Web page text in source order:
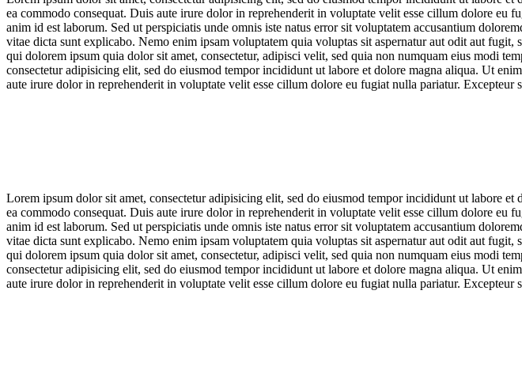
ea commodo consequat. Duis aute irure dolor in reprehenderit in voluptate velit esse cillum dolore
anim id est laborum. Sed ut perspiciatis unde omnis iste natus error sit voluptatem accusantium
vitae dicta sunt explicabo. Nemo enim ipsam voluptatem quia voluptas sit aspernatur aut odit aut
qui dolorem ipsum quia dolor sit amet, consectetur, adipisci velit, sed quia non numquam eius modi
consectetur adipisicing elit, sed do eiusmod tempor incididunt ut labore et dolore magna aliqua. Ut
aute irure dolor in reprehenderit in voluptate velit esse cillum dolore eu fugiat nulla pariatur. Excepteur
Lorem ipsum dolor sit amet, consectetur adipisicing elit, sed do eiusmod tempor incididunt ut labore
ea commodo consequat. Duis aute irure dolor in reprehenderit in voluptate velit esse cillum dolore
anim id est laborum. Sed ut perspiciatis unde omnis iste natus error sit voluptatem accusantium
vitae dicta sunt explicabo. Nemo enim ipsam voluptatem quia voluptas sit aspernatur aut odit aut
qui dolorem ipsum quia dolor sit amet, consectetur, adipisci velit, sed quia non numquam eius modi
consectetur adipisicing elit, sed do eiusmod tempor incididunt ut labore et dolore magna aliqua. Ut
aute irure dolor in reprehenderit in voluptate velit esse cillum dolore eu fugiat nulla pariatur. Excepteur